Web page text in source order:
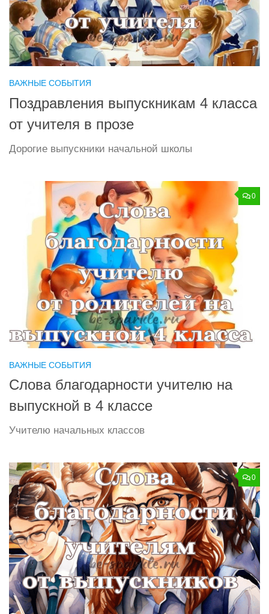
ВАЖНЫЕ СОБЫТИЯ
Поздравления выпускникам 4 класса
от учителя в прозе
Дорогие выпускники начальной школы
0
ВАЖНЫЕ СОБЫТИЯ
Слова благодарности учителю на
выпускной в 4 классе
Учителю начальных классов
0